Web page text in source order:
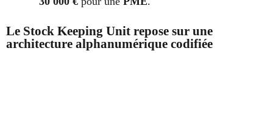
Le Stock Keeping Unit repose sur une
architecture alphanumérique codifiée